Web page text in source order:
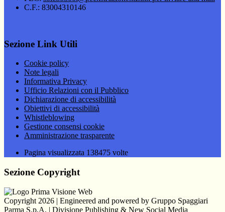
C.F.: 83004310146
Sezione Link Utili
Cookie policy
Note legali
Informativa Privacy
Ufficio Relazioni con il Pubblico
Dichiarazione di accessibilità
Obiettivi di accessibilità
Whistleblowing
Gestione consensi cookie
Amministrazione trasparente
Pagina visualizzata 138475 volte
Sezione Copyright
Copyright 2026 | Engineered and powered by Gruppo Spaggiari
Parma S.p.A. | Divisione Publishing & New Social Media